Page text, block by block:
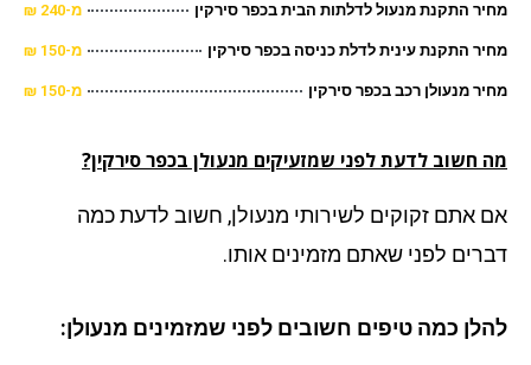
התקנת מנעול לדלתות הבית בכפר סירקין מ-240 ₪
התקנת עינית לדלת כניסה בכפר סירקין מ-150 ₪
מנעולן רכב בכפר סירקין מ-150 ₪
חשוב לדעת לפני שמזעיקים מנעולן בכפר סירקין?
אתם זקוקים לשירותי מנעולן, חשוב לדעת כמה
לפני שאתם מזמינים אותו.
כמה טיפים חשובים לפני שמזמינים מנעולן: